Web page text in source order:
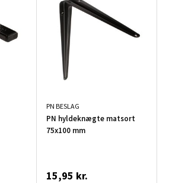
PN BESLAG
PN hyldeknægte matsort
75x100 mm
15,95 kr.